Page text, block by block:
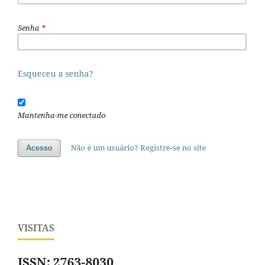
Senha *
Esqueceu a senha?
Mantenha-me conectado
Acesso Não é um usuário? Registre-se no site
VISITAS